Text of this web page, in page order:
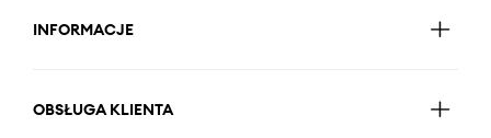
INFORMACJE
OBSŁUGA KLIENTA